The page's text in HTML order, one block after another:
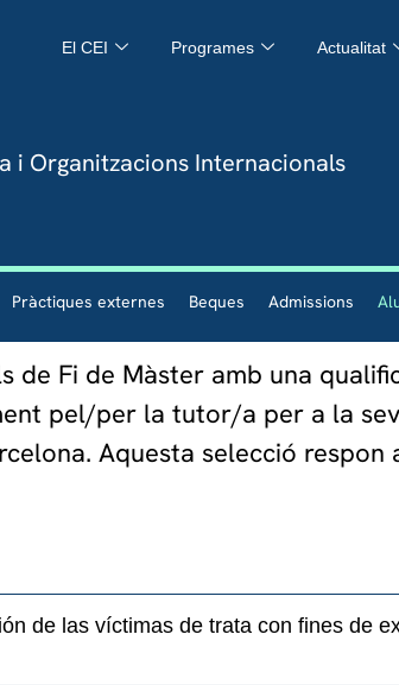
El CEI Programes Actualitat
i Organitzacions Internacionals
Pràctiques externes Beques Admissions
de Fi de Màster amb una
pel/per la tutor/a per a la
Aquesta selecció
de las víctimas de trata con fines de